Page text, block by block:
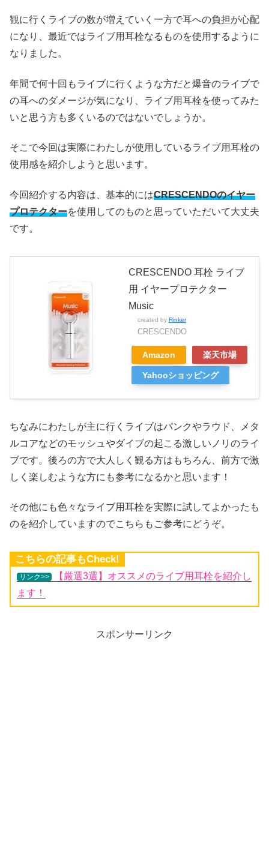
観に行くライブの数が増えていく一方で耳への負担が心配
になり、最近ではライブ用耳栓なるものを使用するように
なりました。
年間で何十回もライブに行くような方だと爆音のライブで
の耳へのダメージが気になり、ライブ用耳栓を使ってみた
いと思う方も多くいるのではないでしょうか。
そこで今回は実際にわたしが使用しているライブ用耳栓の
使用感を紹介しようと思います。
今回紹介する内容は、基本的にはCRESCENDOのイヤー
プロテクターを使用してのものと思っていただいて大丈夫
です。
CRESCENDO 耳栓 ライブ
用 イヤープロテクター
Music
created by Rinker
CRESCENDO
Amazon 楽天市場
Yahooショッピング
ちなみにわたしが主に行くライブはパンクやラウド、メタ
ルコアなどのモッシュやダイブの起こる激しいノリのライ
ブです。後ろの方で大人しく観る方はもちろん、前方で激
しく楽しむような方にも参考になるかと思います！
その他にも色々なライブ用耳栓を実際に試してよかったも
のを紹介していますのでこちらもご参考にどうぞ。
こちらの記事もCheck!
【厳選3選】オススメのライブ用耳栓を紹介し
ます！
スポンサーリンク